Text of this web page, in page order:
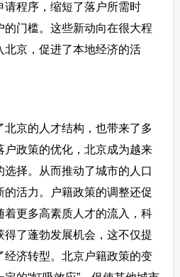
请程序，缩短了落户所需时
的门槛。这些新动向在很大程
北京，促进了本地经济的活
北京的人才结构，也带来了多
户政策的优化，北京成为越来
择。从而推动了城市的人口
活力。户籍政策的调整还促
着更多高素质人才的流入，科
了蓬勃发展机会，这不仅提
经济转型。北京户籍政策的变